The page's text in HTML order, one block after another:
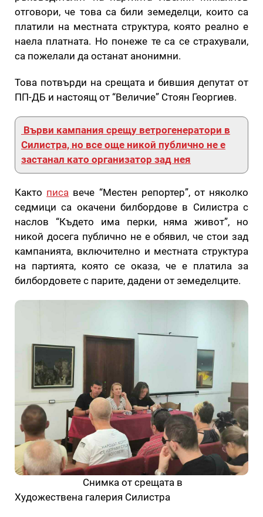
отговори, че това са били земеделци, които са
платили на местната структура, която реално е
наела платната. Но понеже те са се страхували,
са пожелали да останат анонимни.
Това потвърди на срещата и бившия депутат от
ПП-ДБ и настоящ от “Величие” Стоян Георгиев.
Върви кампания срещу ветрогенератори в
Силистра, но все още никой публично не е
застанал като организатор зад нея
Както писа вече “Местен репортер”, от няколко
седмици са окачени билбордове в Силистра с
наслов “Където има перки, няма живот”, но
никой досега публично не е обявил, че стои зад
кампанията, включително и местната структура
на партията, която се оказа, че е платила за
билбордовете с парите, дадени от земеделците.
Снимка от срещата в
Художествена галерия Силистра